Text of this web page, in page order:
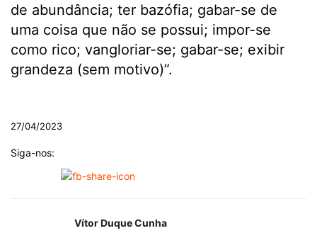
de abundância; ter bazófia; gabar-se de
uma coisa que não se possui; impor-se
como rico; vangloriar-se; gabar-se; exibir
grandeza (sem motivo)”.
27/04/2023
Siga-nos:
Vítor Duque Cunha